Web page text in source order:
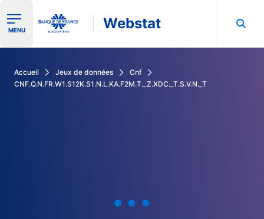
Ouvrir le menu de navigation
MENU Webstat
Accueil Jeux de données
Cnf
CNF.Q.N.FR.W1.S12K.S1.N.L.KA.F2M.T._Z.XDC._T.S.V.N._T